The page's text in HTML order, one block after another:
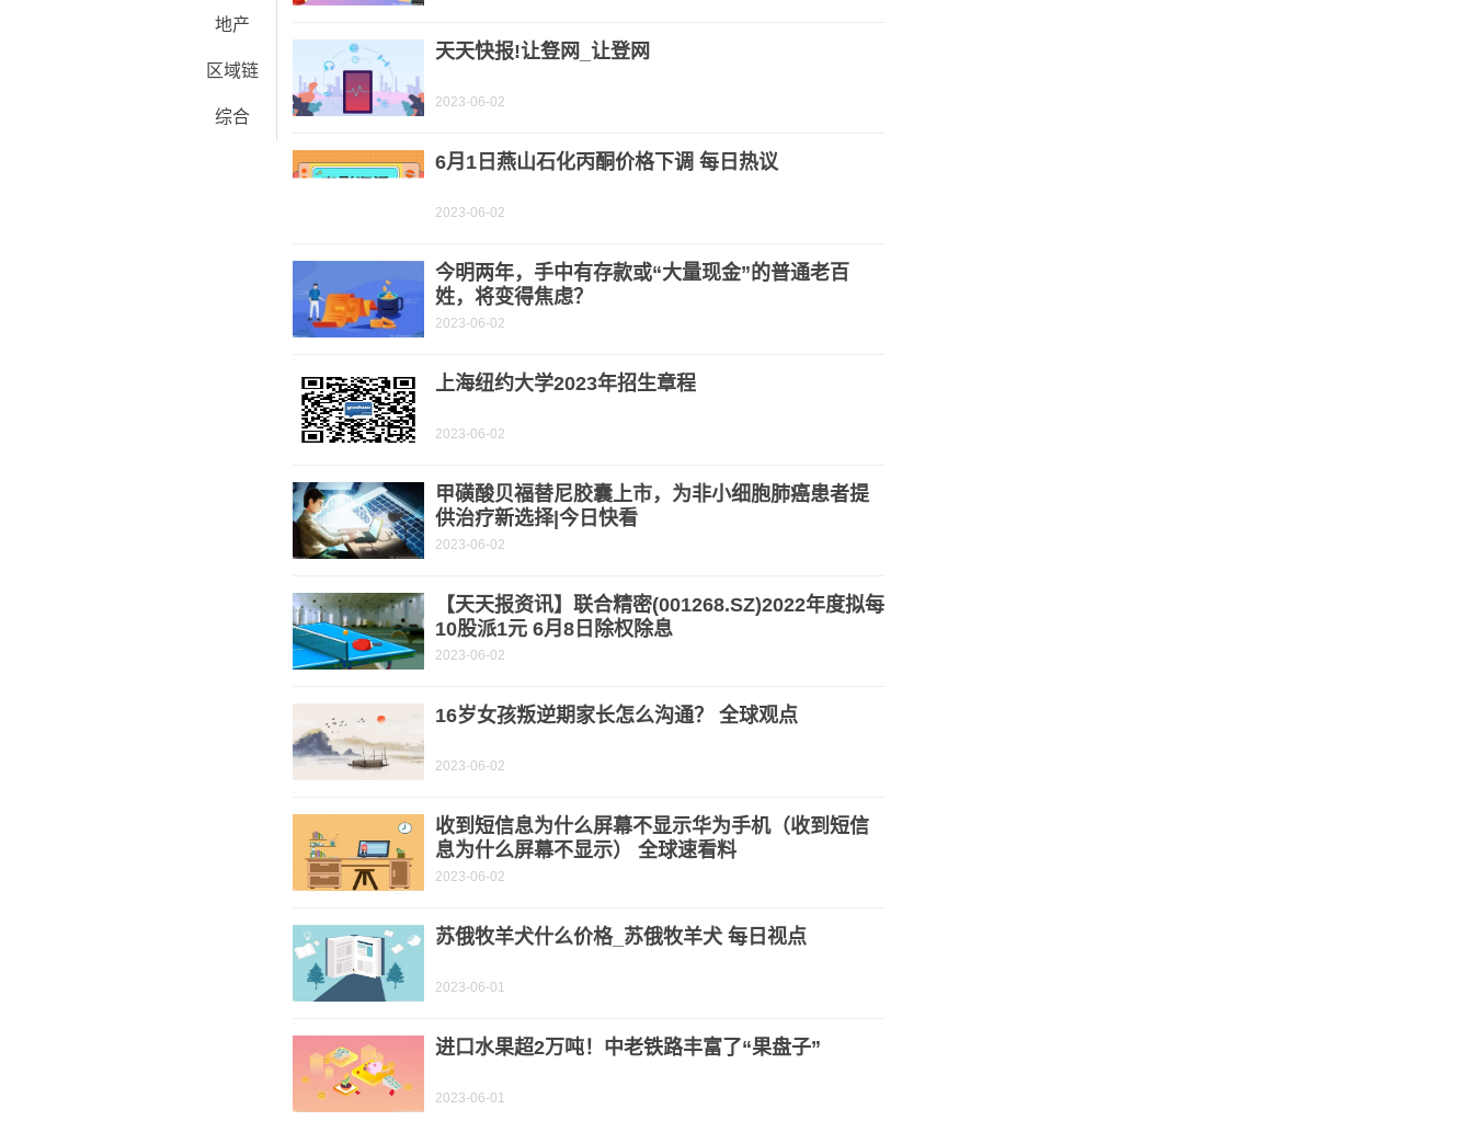
地产
区域链
综合
天天快报!让豋网_让登网
2023-06-02
6月1日燕山石化丙酮价格下调 每日热议
2023-06-02
今明两年，手中有存款或“大量现金”的普通老百
姓，将变得焦虑？
2023-06-02
上海纽约大学2023年招生章程
2023-06-02
甲磺酸贝福替尼胶囊上市，为非小细胞肺癌患者提
供治疗新选择|今日快看
2023-06-02
【天天报资讯】联合精密(001268.SZ)2022年度拟每
10股派1元 6月8日除权除息
2023-06-02
16岁女孩叛逆期家长怎么沟通？ 全球观点
2023-06-02
收到短信息为什么屏幕不显示华为手机（收到短信
息为什么屏幕不显示） 全球速看料
2023-06-02
苏俄牧羊犬什么价格_苏俄牧羊犬 每日视点
2023-06-01
进口水果超2万吨！中老铁路丰富了“果盘子”
2023-06-01